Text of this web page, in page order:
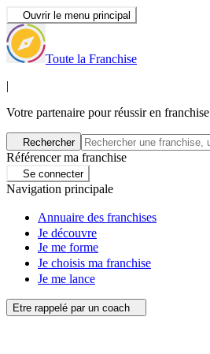
Ouvrir le menu principal
Toute la Franchise
|
Votre partenaire pour réussir en franchise
Rechercher
Référencer ma franchise
Se connecter
Navigation principale
Annuaire des franchises
Je découvre
Je me forme
Je choisis ma franchise
Je me lance
Etre rappelé par un coach